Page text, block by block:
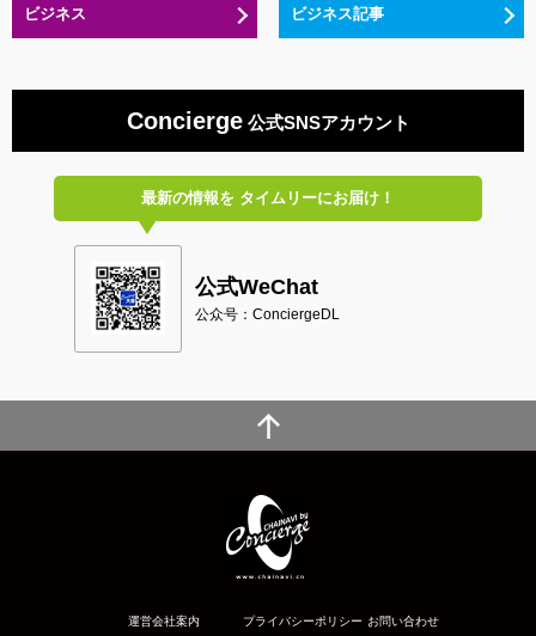
ビジネス ビジネス記事
Concierge公式SNSアカウント
最新の情報をタイムリーにお届け！
公式WeChat
公众号：ConciergeDL
運営会社案内 プライバシーポリシー お問い合わせ